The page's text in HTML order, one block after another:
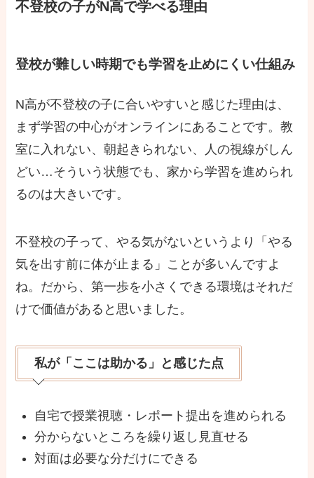
不登校の子がN高で学べる理由
登校が難しい時期でも学習を止めにくい仕組み
N高が不登校の子に合いやすいと感じた理由は、
まず学習の中心がオンラインにあることです。教
室に入れない、朝起きられない、人の視線がしん
どい…そういう状態でも、家から学習を進められ
るのは大きいです。
不登校の子って、やる気がないというより「やる
気を出す前に体が止まる」ことが多いんですよ
ね。だから、第一歩を小さくできる環境はそれだ
けで価値があると思いました。
私が「ここは助かる」と感じた点
自宅で授業視聴・レポート提出を進められる
分からないところを繰り返し見直せる
対面は必要な分だけにできる